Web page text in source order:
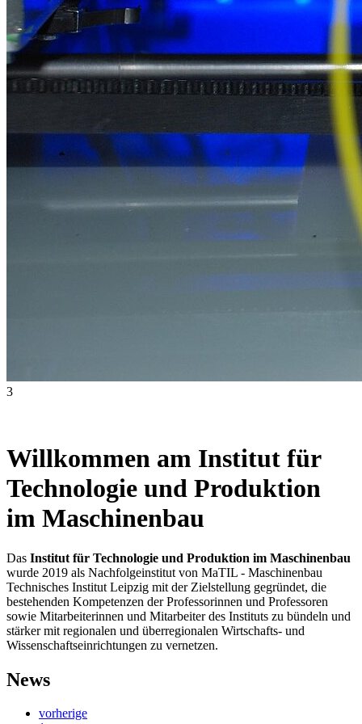
3
Willkommen am Institut für
Technologie und Produktion
im Maschinenbau
Das Institut für Technologie und Produktion im Maschinenbau
wurde 2019 als Nachfolgeinstitut von MaTIL - Maschinenbau
Technisches Institut Leipzig mit der Zielstellung gegründet, die
bestehenden Kompetenzen der Professorinnen und Professoren
sowie Mitarbeiterinnen und Mitarbeiter des Instituts zu bündeln und
stärker mit regionalen und überregionalen Wirtschafts- und
Wissenschaftseinrichtungen zu vernetzen.
News
vorherige